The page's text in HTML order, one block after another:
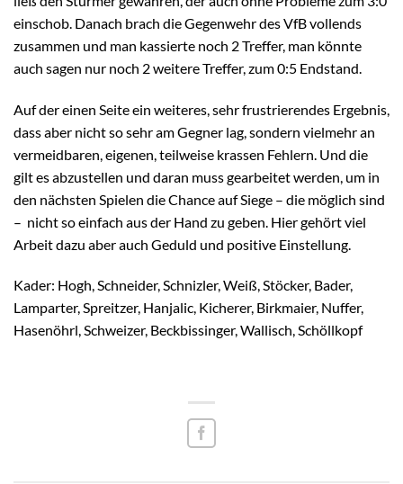
einschob. Danach brach die Gegenwehr des VfB vollends
zusammen und man kassierte noch 2 Treffer, man könnte
auch sagen nur noch 2 weitere Treffer, zum 0:5 Endstand.
Auf der einen Seite ein weiteres, sehr frustrierendes Ergebnis,
dass aber nicht so sehr am Gegner lag, sondern vielmehr an
vermeidbaren, eigenen, teilweise krassen Fehlern. Und die
gilt es abzustellen und daran muss gearbeitet werden, um in
den nächsten Spielen die Chance auf Siege – die möglich sind
– nicht so einfach aus der Hand zu geben. Hier gehört viel
Arbeit dazu aber auch Geduld und positive Einstellung.
Kader: Hogh, Schneider, Schnizler, Weiß, Stöcker, Bader,
Lamparter, Spreitzer, Hanjalic, Kicherer, Birkmaier, Nuffer,
Hasenöhrl, Schweizer, Beckbissinger, Wallisch, Schöllkopf